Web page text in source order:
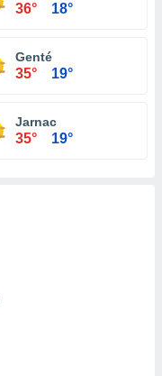
36° 18°
Genté
35° 19°
Jarnac
35° 19°